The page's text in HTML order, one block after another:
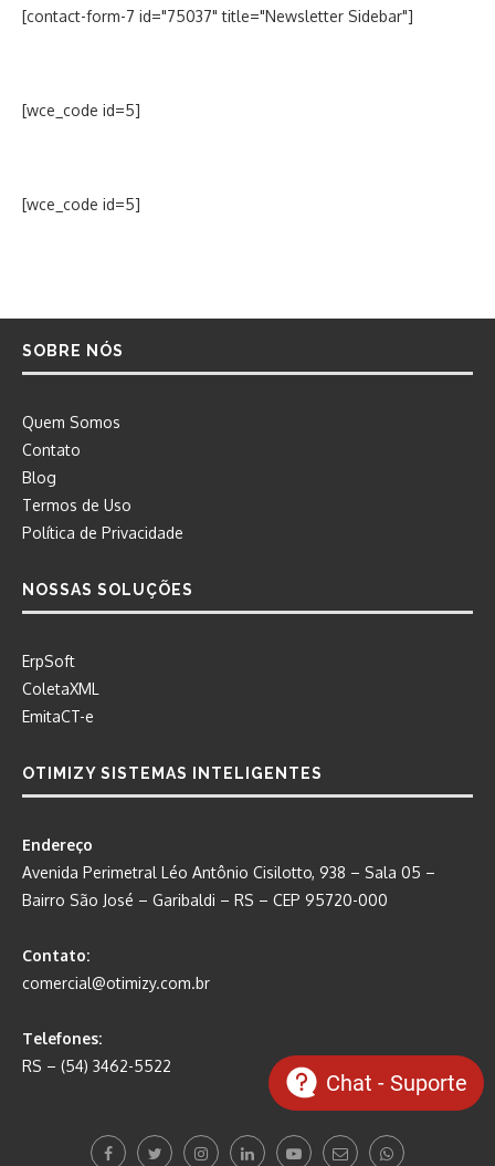
[contact-form-7 id="75037" title="Newsletter Sidebar"]
[wce_code id=5]
[wce_code id=5]
SOBRE NÓS
Quem Somos
Contato
Blog
Termos de Uso
Política de Privacidade
NOSSAS SOLUÇÕES
ErpSoft
ColetaXML
EmitaCT-e
OTIMIZY SISTEMAS INTELIGENTES
Endereço
Avenida Perimetral Léo Antônio Cisilotto, 938 – Sala 05 –
Bairro São José – Garibaldi – RS – CEP 95720-000
Contato:
comercial@otimizy.com.br
Telefones:
RS – (54) 3462-5522
Chat - Suporte